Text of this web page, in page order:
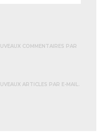
COMMENTAIRES PAR
ARTICLES PAR E-MAIL.